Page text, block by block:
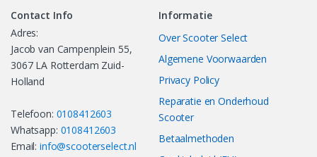
Contact Info
Adres:
Jacob van Campenplein 55,
3067 LA Rotterdam Zuid-
Holland
Telefoon: 0108412603
Whatsapp: 0108412603
Email:info@scooterselect.nl
Informatie
Over Scooter Select
Algemene Voorwaarden
Privacy Policy
Reparatie en Onderhoud
Scooter
Betaalmethoden